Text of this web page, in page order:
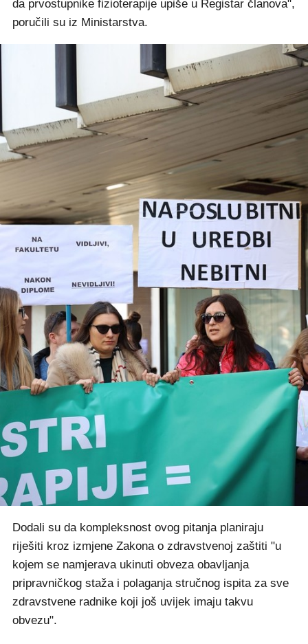
da prvostupnike fizioterapije upiše u Registar članova",
poručili su iz Ministarstva.
Dodali su da kompleksnost ovog pitanja planiraju
riješiti kroz izmjene Zakona o zdravstvenoj zaštiti "u
kojem se namjerava ukinuti obveza obavljanja
pripravničkog staža i polaganja stručnog ispita za sve
zdravstvene radnike koji još uvijek imaju takvu
obvezu".